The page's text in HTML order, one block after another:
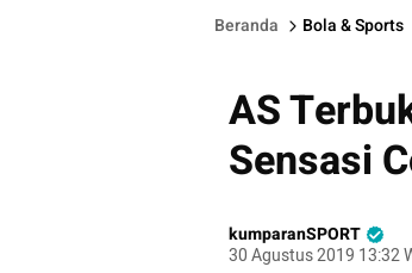
Beranda Bola & Sports
AS
Sensasi
kumparanSPORT
30 Agustus 2019 13:32